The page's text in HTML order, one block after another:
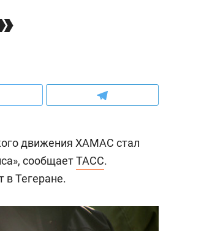
движения ХАМАС стал
сообщаетТАСС.
в Тегеране.
запросах мастеров
Рекомендуем